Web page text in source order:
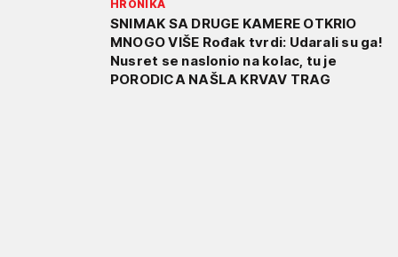
HRONIKA
SNIMAK SA DRUGE KAMERE OTKRIO
MNOGO VIŠE Rođak tvrdi: Udarali su ga!
Nusret se naslonio na kolac, tu je
PORODICA NAŠLA KRVAV TRAG